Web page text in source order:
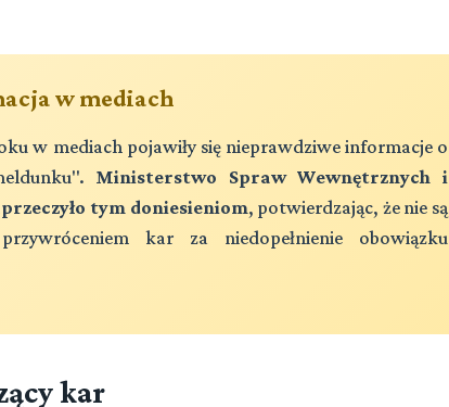
w mediach
w mediach pojawiły się nieprawdziwe informacje o
Ministerstwo Spraw Wewnętrznych i
tym doniesieniom, potwierdzając, że nie są
kar za niedopełnienie obowiązku
kar